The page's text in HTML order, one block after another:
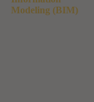
Modeling (BIM)